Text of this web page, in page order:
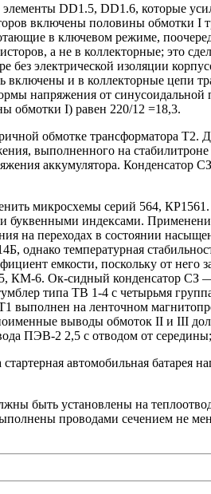
DD1.5, DD1.6, которые
включены половины обмотки
в ключевом режиме,
а не в коллекторные; это
электрической изоляции
и в коллекторные цепи
напряжения от
обмотки I) равен 220/12 =18,3.
обмотке трансформатора Т2.
выполненного на
аккумулятора.
микросхемы серий 564,
индексами.
на переходах в состоянии
однако температурная
емкости, поскольку от него
6. Ок-сидный конденсатор СЗ
типа ТВ 1-4 с четырьмя
выполнен на ленточном
выводы обмоток II и III
ПЭВ-2 2,5 с отводом от
автомобильная
быть установлены на
проводами сечением не